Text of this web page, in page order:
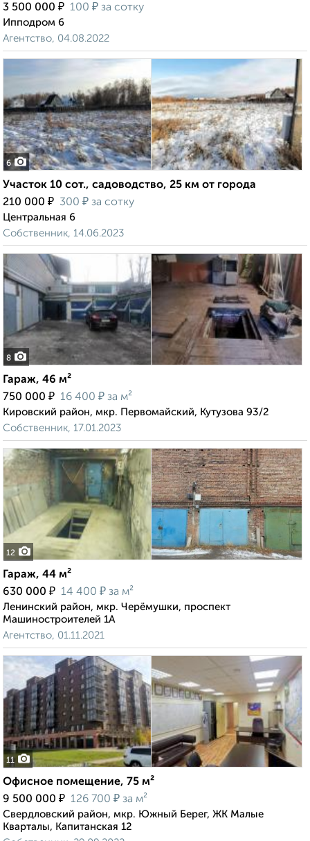
3 500 000 ₽ 100 ₽ за сотку
Ипподром 6
Агентство, 04.08.2022
6
Участок 10 сот., садоводство, 25 км от города
210 000 ₽ 300 ₽ за сотку
Центральная 6
Собственник, 14.06.2023
8
Гараж, 46 м²
750 000 ₽ 16 400 ₽ за м²
Кировский район, мкр. Первомайский, Кутузова 93/2
Собственник, 17.01.2023
12
Гараж, 44 м²
630 000 ₽ 14 400 ₽ за м²
Ленинский район, мкр. Черёмушки, проспект
Машиностроителей 1А
Агентство, 01.11.2021
11
Офисное помещение, 75 м²
9 500 000 ₽ 126 700 ₽ за м²
Свердловский район, мкр. Южный Берег, ЖК Малые
Кварталы, Капитанская 12